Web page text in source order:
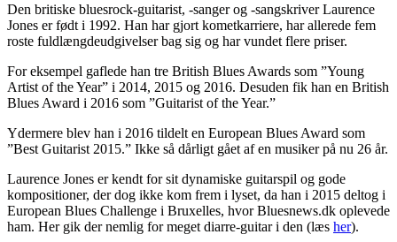
Den britiske bluesrock-guitarist, -sanger og -sangskriver Laurence
Jones er født i 1992. Han har gjort kometkarriere, har allerede fem
roste fuldlængdeudgivelser bag sig og har vundet flere priser.
For eksempel gaflede han tre British Blues Awards som ”Young
Artist of the Year” i 2014, 2015 og 2016. Desuden fik han en British
Blues Award i 2016 som ”Guitarist of the Year.”
Ydermere blev han i 2016 tildelt en European Blues Award som
”Best Guitarist 2015.” Ikke så dårligt gået af en musiker på nu 26 år.
Laurence Jones er kendt for sit dynamiske guitarspil og gode
kompositioner, der dog ikke kom frem i lyset, da han i 2015 deltog i
European Blues Challenge i Bruxelles, hvor Bluesnews.dk oplevede
ham. Her gik der nemlig for meget diarre-guitar i den (læs her).